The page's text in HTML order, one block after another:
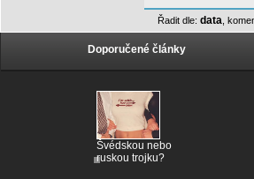
Řadit dle: data
Doporučené články
Švédskou nebo
ruskou trojku?